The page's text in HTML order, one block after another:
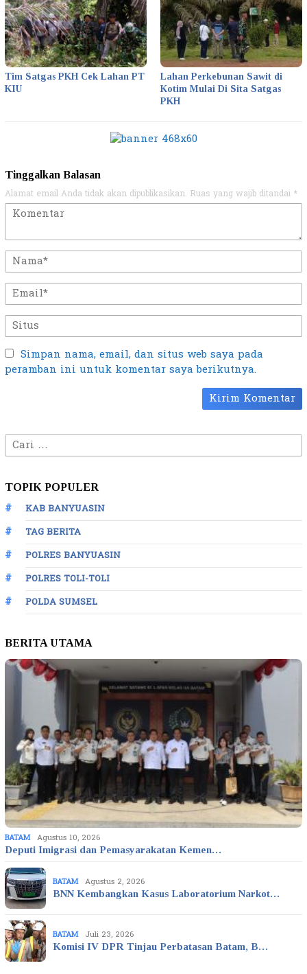
Tim Satgas PKH Cek Lahan PT
KIU
Lahan Perkebunan Sawit di
Kotim Mulai Di Sita Satgas
PKH
Tinggalkan Balasan
Alamat email Anda tidak akan dipublikasikan. Ruas yang wajib ditandai *
Simpan nama, email, dan situs web saya pada
peramban ini untuk komentar saya berikutnya.
Cari
untuk:
TOPIK POPULER
KAB BANYUASIN
TAG BERITA
POLRES BANYUASIN
POLRES TOLI-TOLI
POLDA SUMSEL
BERITA UTAMA
BATAM Agustus 10, 2026
Deputi Imigrasi dan Pemasyarakatan Kemen…
BATAM Agustus 2, 2026
BNN Kembangkan Kasus Laboratorium Narkot…
BATAM Juli 23, 2026
Komisi IV DPR Tinjau Perbatasan Batam, B…